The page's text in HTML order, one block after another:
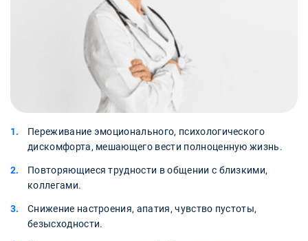
Переживание эмоционального, психологического
дискомфорта, мешающего вести полноценную жизнь.
Повторяющиеся трудности в общении с близкими,
коллегами.
Снижение настроения, апатия, чувство пустоты,
безысходности.